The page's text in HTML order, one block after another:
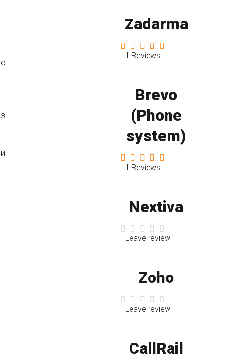
Zadarma
1 Reviews
Brevo
(Phone
system)
1 Reviews
Nextiva
Leave review
Zoho
Leave review
СallRail